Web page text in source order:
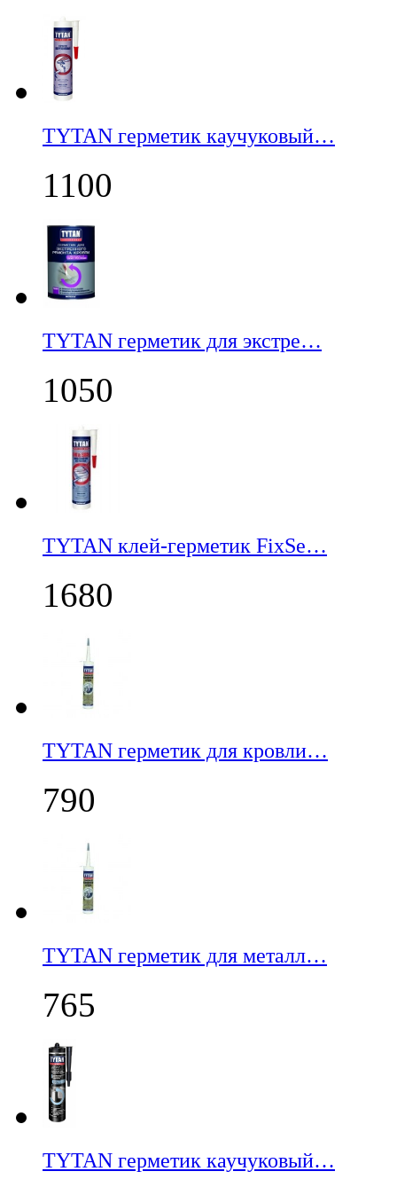
TYTAN герметик каучуковый…
1100
TYTAN герметик для экстре…
1050
TYTAN клей-герметик FixSe…
1680
TYTAN герметик для кровли…
790
TYTAN герметик для металл…
765
TYTAN герметик каучуковый…